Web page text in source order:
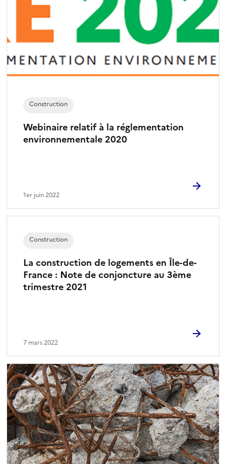
Webinaire relatif à la réglementation
environnementale 2020
Construction
1er juin 2022
La construction de logements en Île-de-
France : Note de conjoncture au 3ème
trimestre 2021
Construction
7 mars 2022